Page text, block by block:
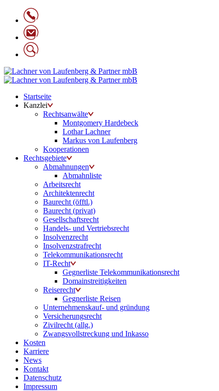
Startseite
Kanzlei
Rechtsanwälte
Montgomery Hardebeck
Lothar Lachner
Markus von Laufenberg
Kooperationen
Rechtsgebiete
Abmahnungen
Abmahnliste
Arbeitsrecht
Architektenrecht
Baurecht (öfftl.)
Baurecht (privat)
Gesellschaftsrecht
Handels- und Vertriebsrecht
Insolvenzrecht
Insolvenzstrafrecht
Telekommunikationsrecht
IT-Recht
Gegnerliste Telekommunikationsrecht
Domainstreitigkeiten
Reiserecht
Gegnerliste Reisen
Unternehmenskauf- und gründung
Versicherungsrecht
Zivilrecht (allg.)
Zwangsvollstreckung und Inkasso
Kosten
Karriere
News
Kontakt
Datenschutz
Impressum